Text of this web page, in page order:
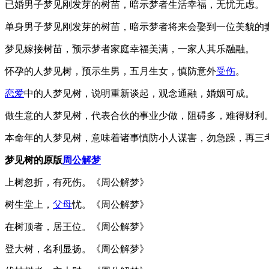
已婚男子梦见刚发芽的树苗，暗示梦者生活幸福，无忧无虑。
单身男子梦见刚发芽的树苗，暗示梦者将来会娶到一位美貌的
梦见嫁接树苗，预示梦者家庭幸福美满，一家人其乐融融。
怀孕的人梦见树，预示生男，五月生女，慎防意外受伤。
恋爱中的人梦见树，说明重新谈起，观念通融，婚姻可成。
做生意的人梦见树，代表合伙的事业少做，阻碍多，难得财利。
本命年的人梦见树，意味着诸事慎防小人谋害，勿急躁，再三
梦见树的原版周公解梦
上树忽折，有死伤。《周公解梦》
树生堂上， 父母忧。《周公解梦》
在树顶者，居王位。《周公解梦》
登大树，名利显扬。《周公解梦》